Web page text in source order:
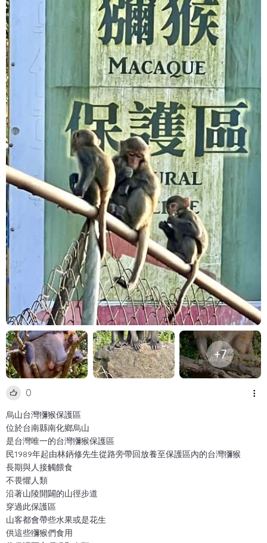
+7
0
烏山台灣獼猴保護區
位於台南縣南化鄉烏山
是台灣唯一的台灣獼猴保護區
民1989年起由林鈵修先生從路旁帶回放養至保護區內的台灣獼猴
長期與人接觸餵食
不畏懼人類
沿著山陵開闢的山徑步道
穿過此保護區
山客都會帶些水果或是花生
供這些獼猴們食用